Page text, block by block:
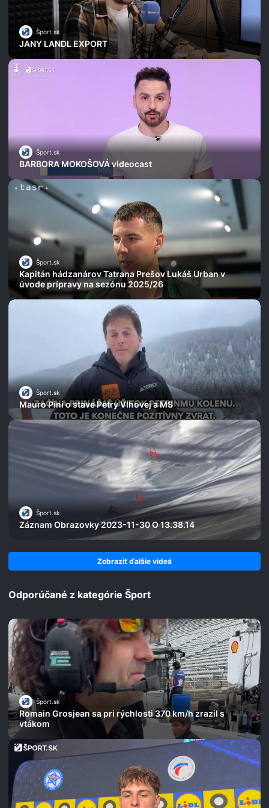
Šport.sk
JANY LANDL EXPORT
Šport.sk
BARBORA MOKOŠOVÁ videocast
Šport.sk
Kapitán hádzanárov Tatrana Prešov Lukáš Urban v
úvode prípravy na sezónu 2025/26
Šport.sk
Mauro Pini o stave Petry Vlhovej a MS
Šport.sk
Záznam Obrazovky 2023-11-30 O 13.38.14
Zobraziť ďalšie videá
Odporúčané z kategórie Šport
Šport.sk
Romain Grosjean sa pri rýchlosti 370 km/h zrazil s
vtákom